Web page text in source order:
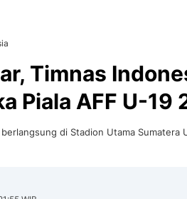
Timnas
Piala AFF U-19
di Stadion Utama Sumatera